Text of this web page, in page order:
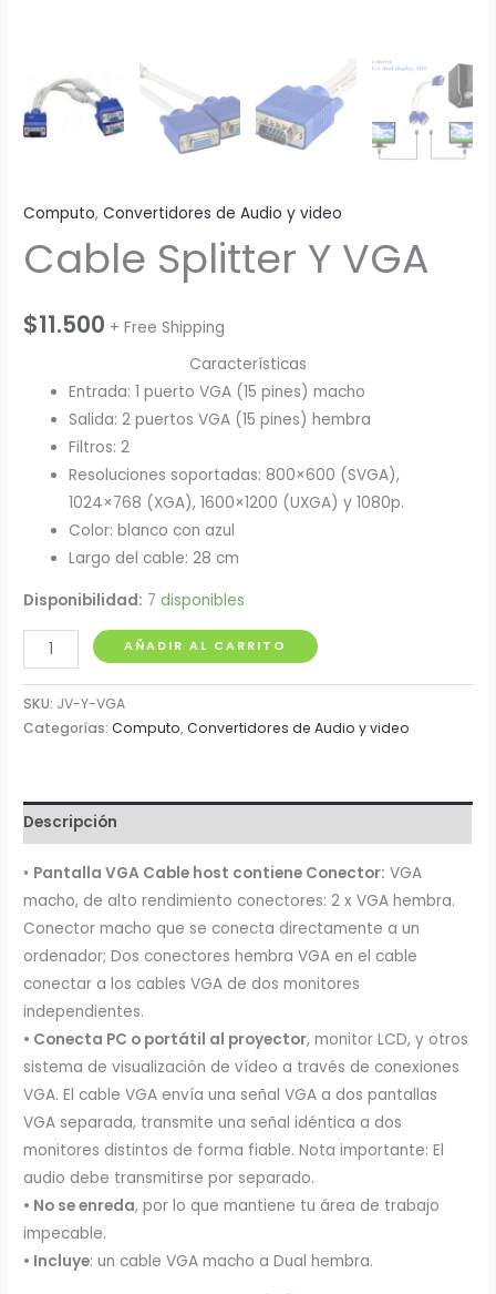
Computo,Convertidores de Audio y video
Cable Splitter Y VGA
$11.500 + Free Shipping
Características
Entrada: 1 puerto VGA (15 pines) macho
Salida: 2 puertos VGA (15 pines) hembra
Filtros: 2
Resoluciones soportadas: 800×600 (SVGA),
1024×768 (XGA), 1600×1200 (UXGA) y 1080p.
Color: blanco con azul
Largo del cable: 28 cm
Disponibilidad: 7 disponibles
Cable
Splitter
Y
VGA
AÑADIR AL CARRITO
SKU: JV-Y-VGA
Categorías:Computo,Convertidores de Audio y video
Descripción
• Pantalla VGA Cable host contiene Conector: VGA
macho, de alto rendimiento conectores: 2 x VGA hembra.
Conector macho que se conecta directamente a un
ordenador; Dos conectores hembra VGA en el cable
conectar a los cables VGA de dos monitores
independientes.
• Conecta PC o portátil al proyector, monitor LCD, y otros
sistema de visualización de vídeo a través de conexiones
VGA. El cable VGA envía una señal VGA a dos pantallas
VGA separada, transmite una señal idéntica a dos
monitores distintos de forma fiable. Nota importante: El
audio debe transmitirse por separado.
• No se enreda, por lo que mantiene tu área de trabajo
impecable.
• Incluye: un cable VGA macho a Dual hembra.